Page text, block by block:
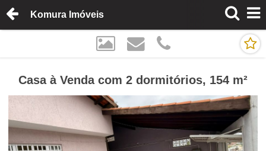
Komura Imóveis
Casa à Venda com 2 dormitórios, 154 m²